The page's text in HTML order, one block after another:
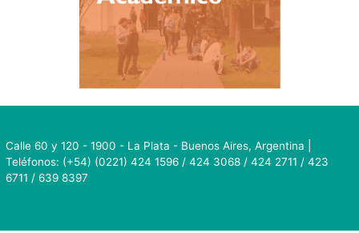
Calle 60 y 120 - 1900 - La Plata - Buenos Aires, Argentina |
Teléfonos: (+54) (0221) 424 1596 / 424 3068 / 424 2711 / 423
6711 / 639 8397